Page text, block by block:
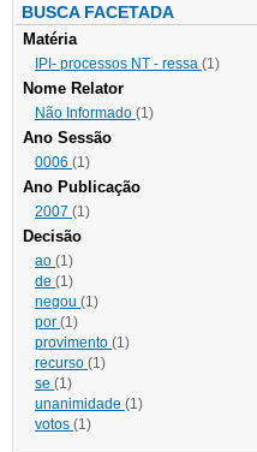
BUSCA FACETADA
Matéria
IPI- processos NT - ressa (1)
Nome Relator
Não Informado (1)
Ano Sessão
0006 (1)
Ano Publicação
2007 (1)
Decisão
ao (1)
de (1)
negou (1)
por (1)
provimento (1)
recurso (1)
se (1)
unanimidade (1)
votos (1)